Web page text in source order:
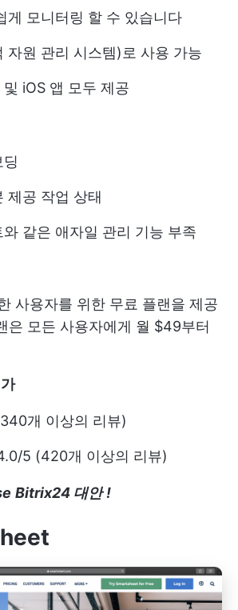
게 모니터링 할 수 있습니다
자원 관리 시스템)로 사용 가능
iOS 앱 모두 제공
제공 작업 상태
같은 애자일 관리 기능 부족
사용자를 위한 무료 플랜을 제공
은 모든 사용자에게 월 $49부터
개 이상의 리뷰)
5 (420개 이상의 리뷰)
Bitrix24 대안 !